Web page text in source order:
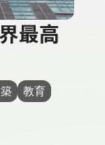
最高
教育